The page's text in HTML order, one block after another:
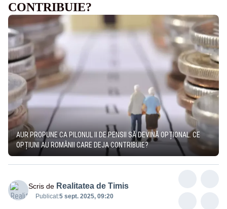
CONTRIBUIE?
AUR PROPUNE CA PILONUL II DE PENSII SĂ DEVINĂ OPȚIONAL. CE
OPȚIUNI AU ROMÂNII CARE DEJA CONTRIBUIE?
Scris de Realitatea de Timis
Publicat:5 sept. 2025, 09:20